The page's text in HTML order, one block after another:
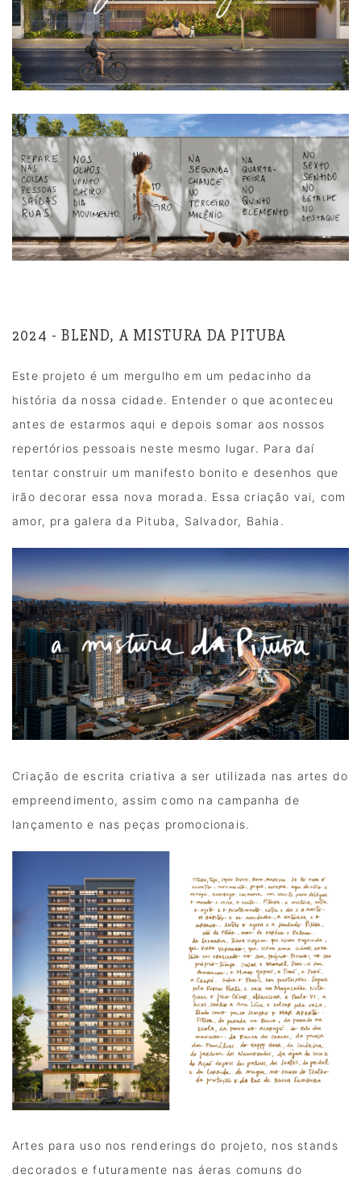
2024 - BLEND, A MISTURA DA PITUBA
Este projeto é um mergulho em um pedacinho da
história da nossa cidade. Entender o que aconteceu
antes de estarmos aqui e depois somar aos nossos
repertórios pessoais neste mesmo lugar. Para daí
tentar construir um manifesto bonito e desenhos que
irão decorar essa nova morada. Essa criação vai, com
amor, pra galera da Pituba, Salvador, Bahia.
Criação de escrita criativa a ser utilizada nas artes do
empreendimento, assim como na campanha de
lançamento e nas peças promocionais.
Artes para uso nos renderings do projeto, nos stands
decorados e futuramente nas áeras comuns do